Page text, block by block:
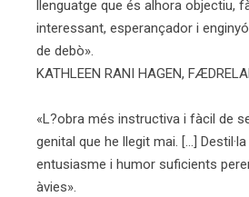
llenguatge que és alhora objectiu,
interessant, esperançador i
de debò».
KATHLEEN RANI HAGEN,
«L?obra més instructiva i fàcil de
genital que he llegit mai. [...]
entusiasme i humor suficients
àvies».